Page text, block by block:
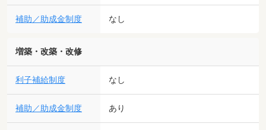
補助／助成金制度 なし
増築・改築・改修
利子補給制度 なし
補助／助成金制度 あり